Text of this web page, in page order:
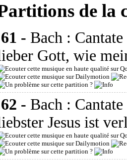
de la
61 - Bach :
Gott, wie
62 - Bach :
Jesus ist